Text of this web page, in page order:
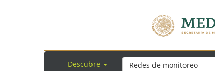
Descubre Redes de monitoreo